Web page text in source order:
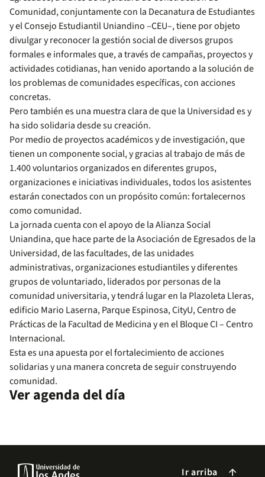
Comunidad, conjuntamente con la Decanatura de Estudiantes
y el Consejo Estudiantil Uniandino –CEU–, tiene por objeto
divulgar y reconocer la gestión social de diversos grupos
formales e informales que, a través de campañas, proyectos y
actividades cotidianas, han venido aportando a la solución de
los problemas de comunidades específicas, con acciones
concretas.
Pero también es una muestra clara de que la Universidad es y
ha sido solidaria desde su creación.
Por medio de proyectos académicos y de investigación, que
tienen un componente social, y gracias al trabajo de más de
1.400 voluntarios organizados en diferentes grupos,
organizaciones e iniciativas individuales, todos los asistentes
estarán conectados con un propósito común: fortalecernos
como comunidad.
La jornada cuenta con el apoyo de la Alianza Social
Uniandina, que hace parte de la Asociación de Egresados de la
Universidad, de las facultades, de las unidades
administrativas, organizaciones estudiantiles y diferentes
grupos de voluntariado, liderados por personas de la
comunidad universitaria, y tendrá lugar en la Plazoleta Lleras,
edificio Mario Laserna, Parque Espinosa, CityU, Centro de
Prácticas de la Facultad de Medicina y en el Bloque CI – Centro
Internacional.
Esta es una apuesta por el fortalecimiento de acciones
solidarias y una manera concreta de seguir construyendo
comunidad.
Ver agenda del día
Ir arriba arrow_forward